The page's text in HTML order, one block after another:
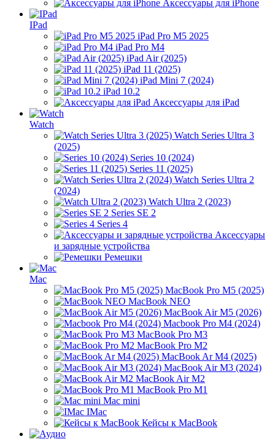
Аксессуары для iPhone
IPad
iPad Pro M5 2025
iPad Pro M4
iPad Air (2025)
iPad 11 (2025)
iPad Mini 7 (2024)
iPad 10.2
Аксессуары для iPad
Watch
Watch Series Ultra 3
(2025)
Series 10 (2024)
Series 11 (2025)
Watch Series Ultra 2
(2024)
Watch Ultra 2 (2023)
Series SE 2
Series 4
Аксессуары
и зарядные устройства
Ремешки
Mac
MacBook Pro M5 (2025)
MacBook NEO
MacBook Air M5 (2026)
Macbook Pro M4 (2024)
MacBook Pro M3
MacBook Pro M2
MacBook Ar M4 (2025)
MacBook Air M3 (2024)
MacBook Air M2
MacBook Pro M1
Mac mini
IMac
Кейсы к MacBook